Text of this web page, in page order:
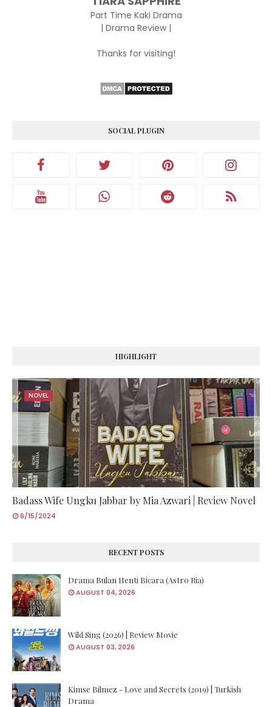
Part Time Kaki Drama
| Drama Review |
Thanks for visiting!
SOCIAL PLUGIN
HIGHLIGHT
NOVEL
Badass Wife Ungku Jabbar by Mia Azwari | Review Novel
6/15/2024
RECENT POSTS
Drama Bulan Henti Bicara (Astro Ria)
AUGUST 04, 2026
Wild Sing (2026) | Review Movie
AUGUST 03, 2026
Kimse Bilmez - Love and Secrets (2019) | Turkish
Drama